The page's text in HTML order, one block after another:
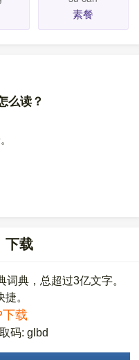
素餐
么读？
。
下载
典，总超过3亿文字。
。
载
码: glbd